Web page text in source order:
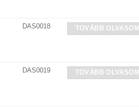
DAS0018 TOVÁBB OLVASOM
DAS0019 TOVÁBB OLVASOM